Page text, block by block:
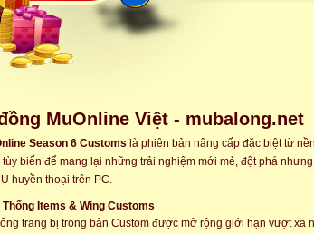
MuOnline Việt - mubalong.net
Season 6 Customs là phiên bản nâng cấp đặc biệt từ
biến để mang lại những trải nghiệm mới mẻ, đột phá
huyền thoại trên PC.
Thống Items & Wing Customs
trang bị trong bản Custom được mở rộng giới hạn vượt xa